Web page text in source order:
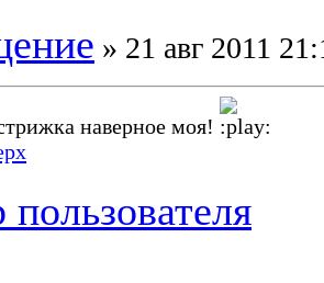
» 21 авг 2011
наверное моя!